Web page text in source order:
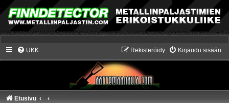
UKK Kirjaudu sisään
Rekisteröidy
Etusivu